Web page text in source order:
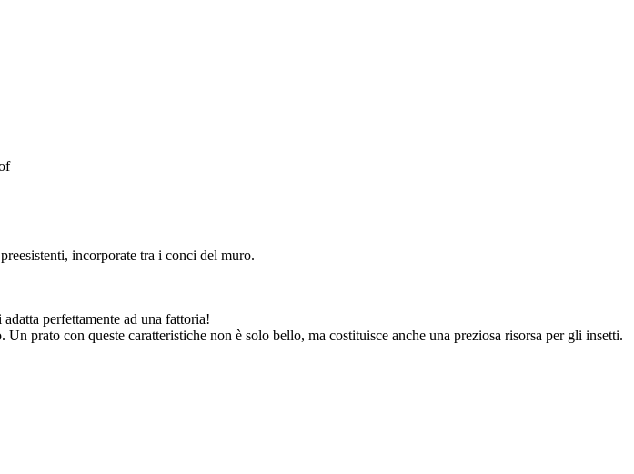
incorporate tra i conci del muro.
perfettamente ad una fattoria!
prato con queste caratteristiche non è solo bello, ma costituisce anche una preziosa risorsa per gli insetti.